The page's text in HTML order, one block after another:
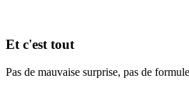
Et c'est tout
Pas de mauvaise surprise, pas de